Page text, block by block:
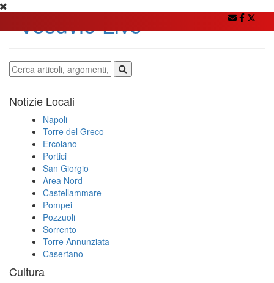
Notizie Locali
Napoli
Torre del Greco
Ercolano
Portici
San Giorgio
Area Nord
Castellammare
Pompei
Pozzuoli
Sorrento
Torre Annunziata
Casertano
Cultura